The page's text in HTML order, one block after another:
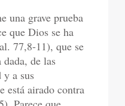
una grave prueba
que Dios se ha
77,8-11), que se
de las
y a sus
está airado contra